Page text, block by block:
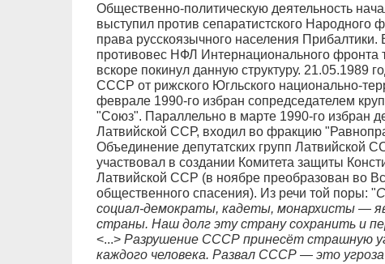
Общественно-политическую деятельность
выступил против сепаратистского Народного
права русскоязычного населения Прибалтики.
противовес НФЛ Интернационального фронта
вскоре покинул данную структуру. 21.05.1989
СССР от рижского Югльского национально-
феврале 1990-го избран сопредседателем
"Союз". Параллельно в марте 1990-го избран
Латвийской ССР, входил во фракцию
Объединение депутатских групп Латвийской
участвовал в создании Комитета защиты
Латвийской ССР (в ноябре преобразован во
общественного спасения). Из речи той поры: "
социал-демократы, кадеты, монархисты —
страны. Наш долг эту страну сохранить и
<...>Разрушение СССР принесёт страшную
каждого человека. Развал СССР — это угроза